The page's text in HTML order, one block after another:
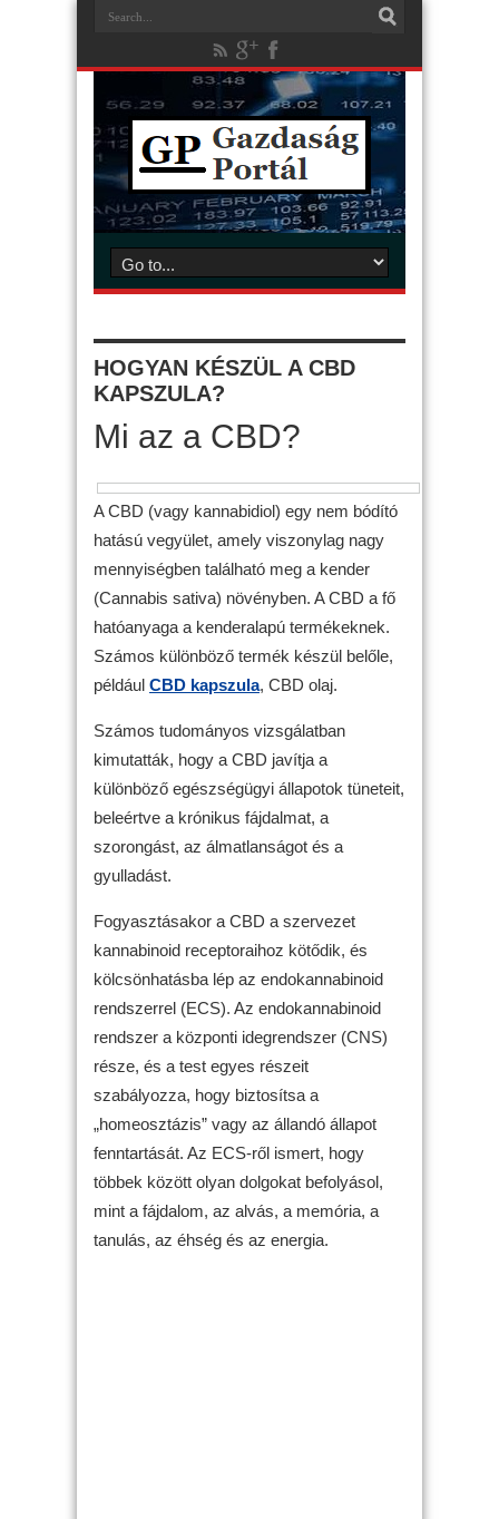
HOGYAN KÉSZÜL A CBD
KAPSZULA?
Mi az a CBD?
A CBD (vagy kannabidiol) egy nem bódító
hatású vegyület, amely viszonylag nagy
mennyiségben található meg a kender
(Cannabis sativa) növényben. A CBD a fő
hatóanyaga a kenderalapú termékeknek.
Számos különböző termék készül belőle,
például CBD kapszula, CBD olaj.
Számos tudományos vizsgálatban
kimutatták, hogy a CBD javítja a
különböző egészségügyi állapotok tüneteit,
beleértve a krónikus fájdalmat, a
szorongást, az álmatlanságot és a
gyulladást.
Fogyasztásakor a CBD a szervezet
kannabinoid receptoraihoz kötődik, és
kölcsönhatásba lép az endokannabinoid
rendszerrel (ECS). Az endokannabinoid
rendszer a központi idegrendszer (CNS)
része, és a test egyes részeit
szabályozza, hogy biztosítsa a
„homeosztázis” vagy az állandó állapot
fenntartását. Az ECS-ről ismert, hogy
többek között olyan dolgokat befolyásol,
mint a fájdalom, az alvás, a memória, a
tanulás, az éhség és az energia.